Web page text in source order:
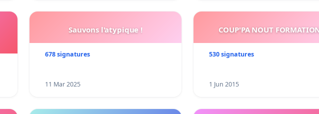
Sauvons l'atypique !
678 signatures
11 Mar 2025
COUP'PA NOUT
530 signatures
1 Jun 2015